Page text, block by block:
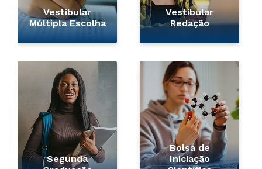
Vestibular
Múltipla Escolha
Vestibular
Redação
Segunda
Bolsa de
Iniciação